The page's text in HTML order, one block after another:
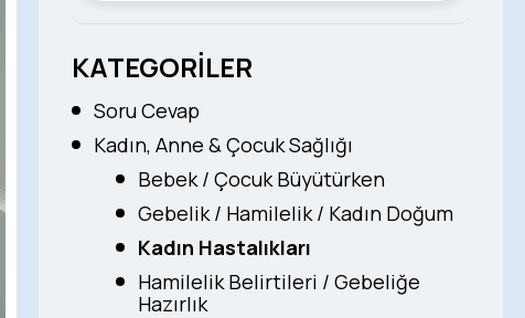
KATEGORİLER
Soru Cevap
Kadın, Anne & Çocuk Sağlığı
Bebek / Çocuk Büyütürken
Gebelik / Hamilelik / Kadın Doğum
Kadın Hastalıkları
Hamilelik Belirtileri / Gebeliğe
Hazırlık